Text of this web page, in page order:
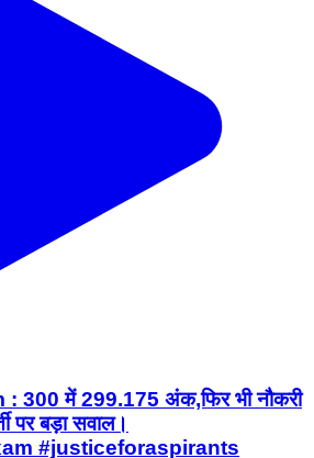
में 299.175 अंक,फिर भी नौकरी
पर बड़ा सवाल।
#justiceforaspirants